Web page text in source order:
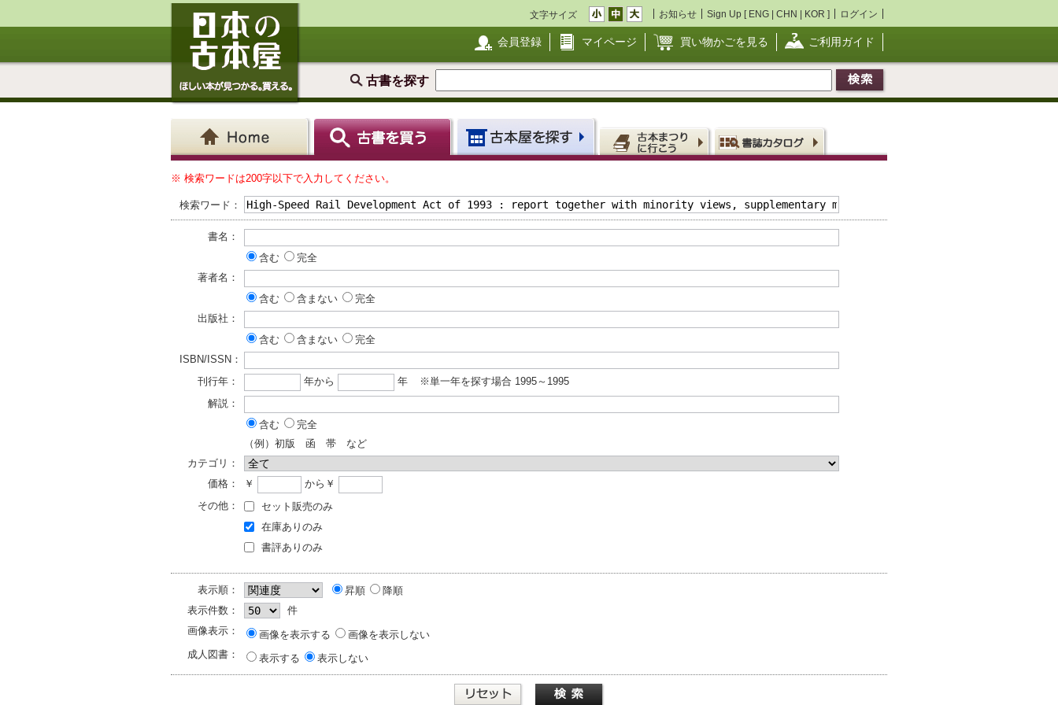
文字サイズ お知らせ Sign Up [ ENG | CHN | KOR ] ログイン
会員登録 マイページ 買い物かごを見る ご利用ガイド
古書を探す
※ 検索ワードは200字以下で入力してください。
検索ワード：
書名：
含む
完全
著者名：
含む
含まない
完全
出版社：
含む
含まない
完全
ISBN/ISSN：
刊行年：
年から 年
※単一年を探す場合 1995～1995
解説：
含む
完全
（例）初版 函 帯 など
カテゴリ：
価格：
￥
から￥
その他：
セット販売のみ
在庫ありのみ
書評ありのみ
表示順： 昇順
降順
表示件数：
件
画像表示：
画像を表示する
画像を表示しない
成人図書：
表示する 表示しない